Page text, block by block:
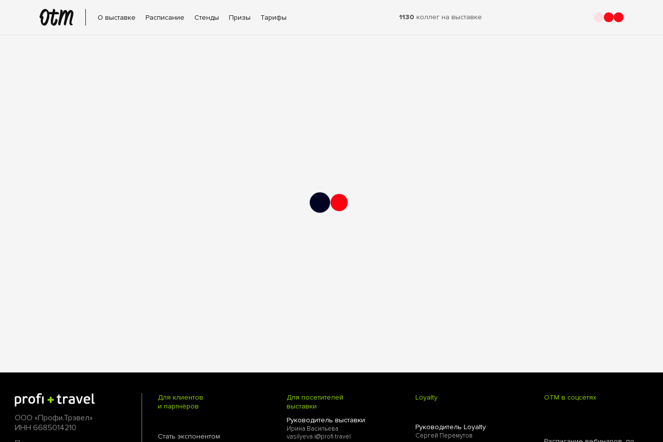
О выставке Расписание Стенды Призы Тарифы 1130 коллег на выставке
ООО «Профи.Трэвел»
ИНН 6685014210
Для клиентов
и партнёров
Стать экспонентом
Для посетителей
выставки
Руководитель выставки
Ирина Васильева
vasilyeva.i@profi.travel
Loyalty
Руководитель Loyalty
Сергей Перемутов
OTM в соцсетях